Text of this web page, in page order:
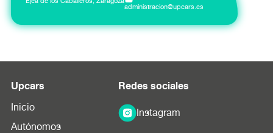
administracion@upcars.es
Upcars
Inicio
Autónomos
Redes sociales
Instagram